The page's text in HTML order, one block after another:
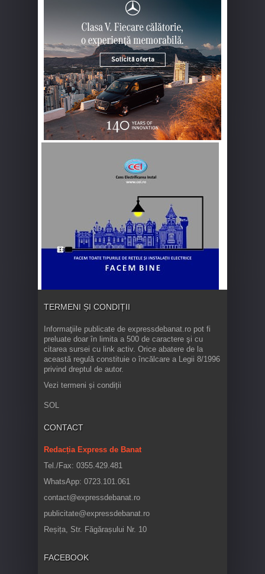
TERMENI ȘI CONDIȚII
Informaţiile publicate de expressdebanat.ro pot fi
preluate doar în limita a 500 de caractere şi cu
citarea sursei cu link activ. Orice abatere de la
această regulă constituie o încălcare a Legii 8/1996
privind dreptul de autor.
Vezi termeni și condiții
SOL
CONTACT
Redacția Express de Banat
Tel./Fax: 0355.429.481
WhatsApp: 0723.101.061
contact@expressdebanat.ro
publicitate@expressdebanat.ro
Reșița, Str. Făgărașului Nr. 10
FACEBOOK